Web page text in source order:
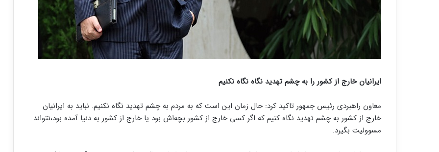
ایرانیان خارج از کشور را به چشم تهدید نگاه نگاه نکنیم
معاون راهبردی رئیس جمهور تاکید کرد: حال زمان این است که به مردم به چشم تهدید نگاه نکنیم. نباید به ایرانیان
خارج از کشور به چشم تهدید نگاه کنیم که اگر کسی خارج از کشور بچه‌اش بود یا خارج از کشور به دنیا آمده بود،‌نتواند
مسوولیت بگیرد.